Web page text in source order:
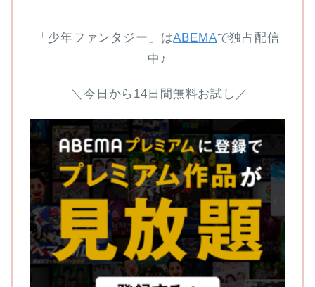
「少年ファンタジー」はABEMAで独占配信
中♪
＼今日から14日間無料お試し／